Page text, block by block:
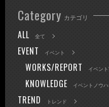
Category カテゴリ
ALL 全て
EVENT イベント
WORKS/REPORT イベン
KNOWLEDGE イベントノウ
TREND トレンド